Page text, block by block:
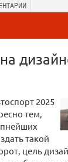
2025
тем,
такой
цель